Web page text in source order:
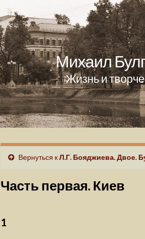
Михаил
Жизнь и
Вернуться кЛ.Г. Бояджиева. Двое.
Часть первая. Киев
1